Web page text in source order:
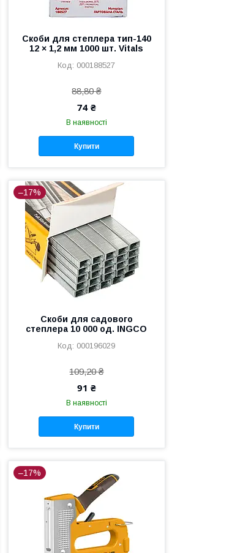
Скоби для степлера тип-140
12 × 1,2 мм 1000 шт. Vitals
000188527
88,80 ₴
74 ₴
В наявності
Купити
–17%
Скоби для садового
степлера 10 000 од. INGCO
000196029
109,20 ₴
91 ₴
В наявності
Купити
–17%